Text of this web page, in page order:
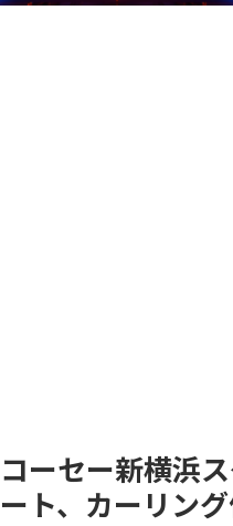
コーセー新横浜
ト、カーリン